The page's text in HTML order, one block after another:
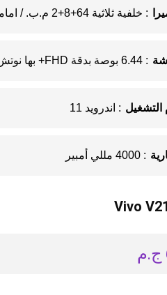
: خلفية ثلاثية 64+8+2 م.ب. / امامية 44 م.ب.
: 6.44 بوصة بدقة FHD+ بها نوتش صغير
التشغيل : اندرويد 11
: 4000 مللي أمبير
ج.م